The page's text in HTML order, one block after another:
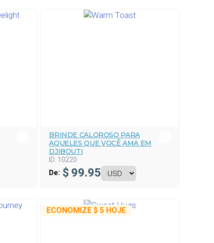
BRINDE CALOROSO PARA
AQUELES QUE VOCÊ AMA EM
DJIBOUTI
ID: 10220
De: $ 99.95
ECONOMIZE$ 5 HOJE